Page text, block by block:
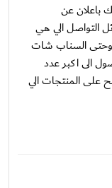
باعلان عن
التواصل الي هي
وحتى السناب شات
الى اكبر عدد
على المنتجات الي